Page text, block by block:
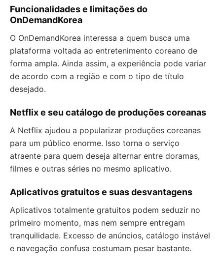
Funcionalidades e limitações do
OnDemandKorea
O OnDemandKorea interessa a quem busca uma
plataforma voltada ao entretenimento coreano de
forma ampla. Ainda assim, a experiência pode variar
de acordo com a região e com o tipo de título
desejado.
Netflix e seu catálogo de produções coreanas
A Netflix ajudou a popularizar produções coreanas
para um público enorme. Isso torna o serviço
atraente para quem deseja alternar entre doramas,
filmes e outras séries no mesmo aplicativo.
Aplicativos gratuitos e suas desvantagens
Aplicativos totalmente gratuitos podem seduzir no
primeiro momento, mas nem sempre entregam
tranquilidade. Excesso de anúncios, catálogo instável
e navegação confusa costumam pesar bastante.